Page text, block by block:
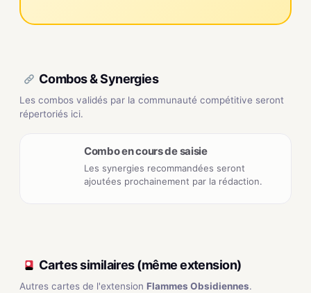
Combos & Synergies
Les combos validés par la communauté compétitive seront
répertoriés ici.
Combo en cours de saisie
Les synergies recommandées seront
ajoutées prochainement par la rédaction.
Cartes similaires (même extension)
Autres cartes de l'extension Flammes Obsidiennes.